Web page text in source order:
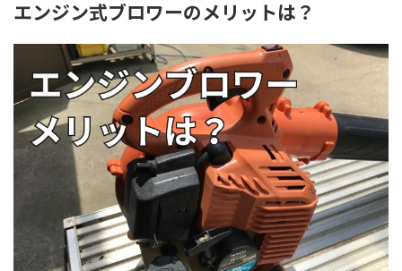
エンジン式ブロワーのメリットは？